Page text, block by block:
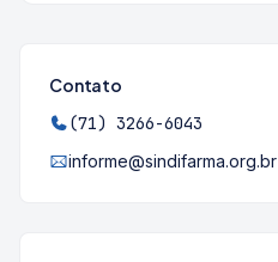
Contato
(71) 3266-6043
informe@sindifarma.org.br